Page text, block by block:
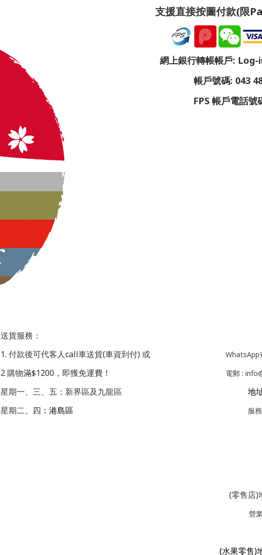
支援直接按圖付款(限
網上銀行轉帳帳戶:
帳戶號碼: 043
FPS 帳戶電話號
送貨服務：
1. 付款後可代客人call車送貨(車資到付) 或
2 購物滿$1200，即獲免運費！
星期一、三、五：新界區及九龍區
星期二、 四 ：港島區
WhatsApp
電郵 :
地
服
(零售店)
營
(水果零售)